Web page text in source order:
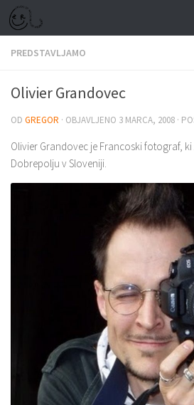
Skip to content
PREDSTAVLJAMO
Olivier Grandovec
OD GREGOR · OBJAVLJENO 3 MARCA, 2008 ·
Olivier Grandovec je Francoski fotograf,
Dobrepolju v Sloveniji.